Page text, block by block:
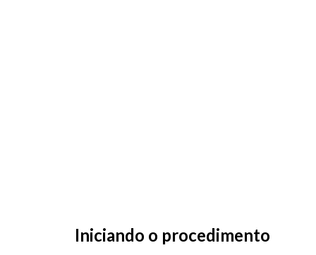
Iniciando o procedimento